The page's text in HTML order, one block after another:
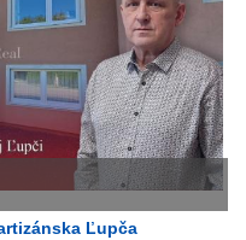
Ľupča